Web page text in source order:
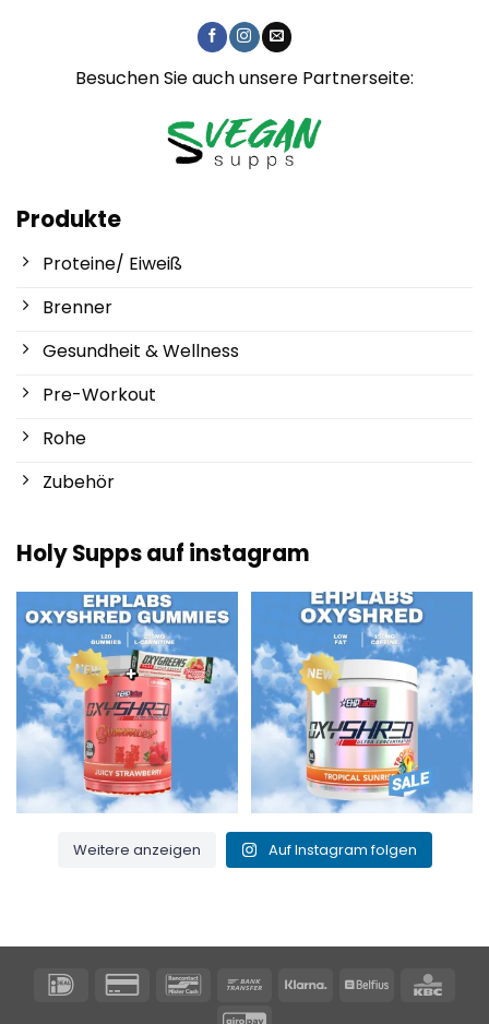
Besuchen Sie auch unsere Partnerseite:
Produkte
Proteine/ Eiweiß
Brenner
Gesundheit & Wellness
Pre-Workout
Rohe
Zubehör
Holy Supps auf instagram
Neu bei Holy Supps 🍬⚡
Die OxyShred Gummies von...
3 0
Mit wenig Fett und 150 mg Koffein
pro Portion! ⚡...
0 2
Weitere anzeigen Auf Instagram folgen
IDeal
KreditkarteBancontactBanküberweisung
Klarna Belfius